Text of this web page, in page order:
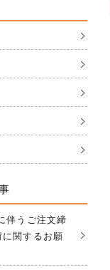
うご注文締
関するお願